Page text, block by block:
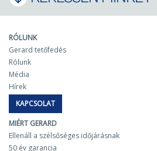
RÓLUNK
Gerard tetőfedés
Rólunk
Média
Hírek
KAPCSOLAT
MIÉRT GERARD
Ellenáll a szélsőséges időjárásnak
50 év garancia